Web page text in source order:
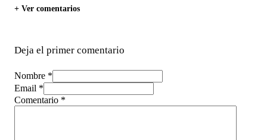
+ Ver comentarios
Deja el primer comentario
Nombre *
Email *
Comentario *